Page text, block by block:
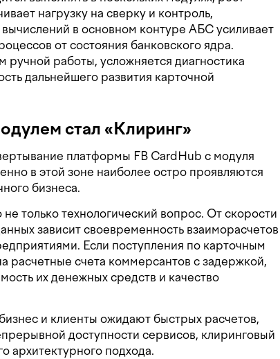
нагрузку на сверку и контроль,
в основном контуре АБС усиливает
от состояния банковского ядра.
ручной работы, усложняется диагностика
дальнейшего развития карточной
стал «Клиринг»
платформы FB CardHub с модуля
в этой зоне наиболее остро проявляются
бизнеса.
только технологический вопрос. От скорости
зависит своевременность взаиморасчетов
Если поступления по карточным
расчетные счета коммерсантов с задержкой,
их денежных средств и качество
и клиенты ожидают быстрых расчетов,
доступности сервисов, клиринговый
архитектурного подхода.